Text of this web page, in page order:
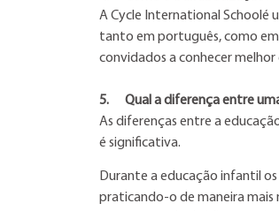
A Cycle International Schoolé
tanto em português, como em
convidados a conhecer melhor
5. Qual a diferença entre
As diferenças entre a
é significativa.
Durante a educação infantil
praticando-o de maneira mais